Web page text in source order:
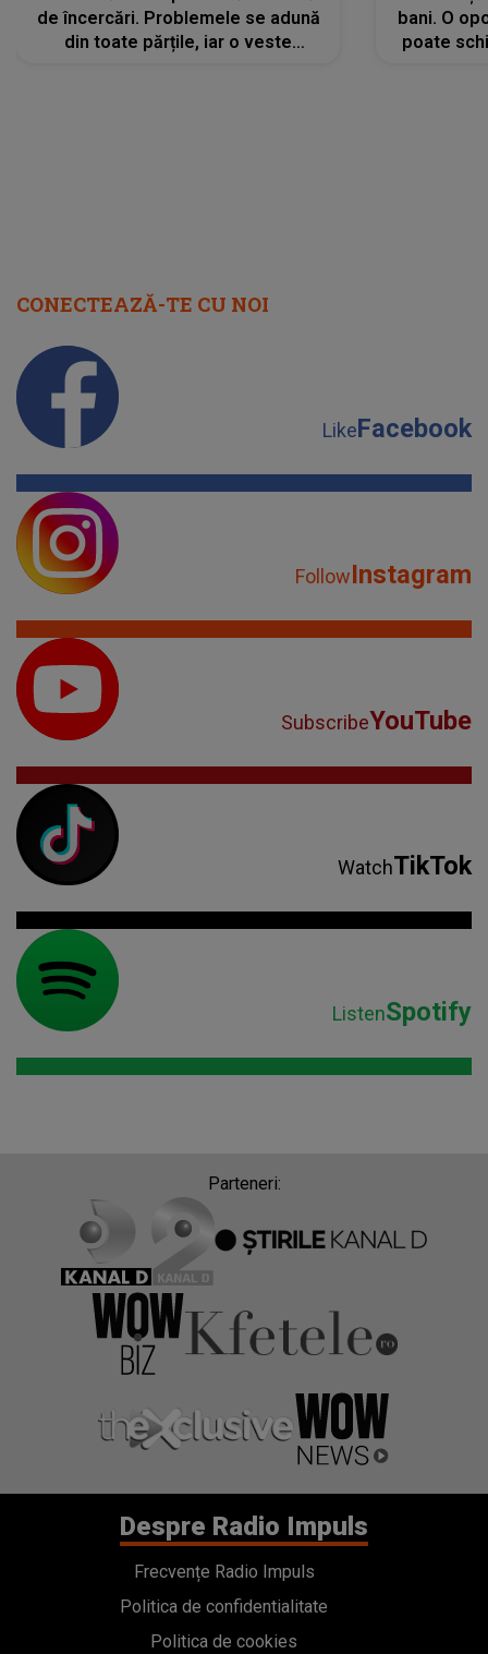
de încercări. Problemele se adună
din toate părțile, iar o veste
bani. O
poate
CONECTEAZĂ-TE CU NOI
LikeFacebook
FollowInstagram
SubscribeYouTube
WatchTikTok
ListenSpotify
Parteneri:
Despre Radio Impuls
Frecvențe Radio Impuls
Politica de confidentialitate
Politica de cookies